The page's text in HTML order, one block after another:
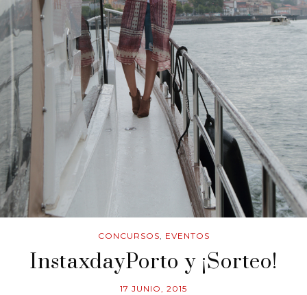
CONCURSOS, EVENTOS
InstaxdayPorto y ¡Sorteo!
17 JUNIO, 2015